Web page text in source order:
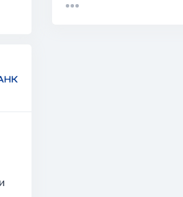
Отзывы о Россельхозбанке